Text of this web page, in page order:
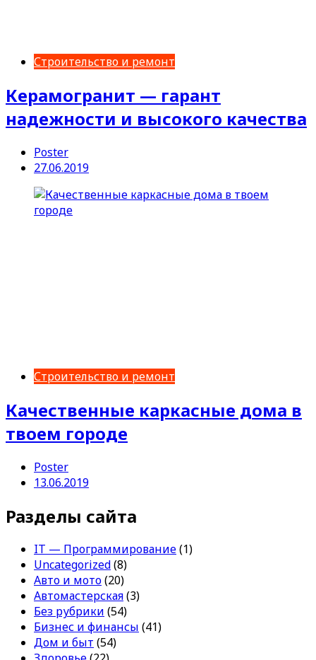
Строительство и ремонт
Керамогранит — гарант
надежности и высокого качества
Poster
27.06.2019
Строительство и ремонт
Качественные каркасные дома в
твоем городе
Poster
13.06.2019
Разделы сайта
IT — Программирование(1)
Uncategorized(8)
Авто и мото(20)
Автомастерская(3)
Без рубрики (54)
Бизнес и финансы (41)
Дом и быт (54)